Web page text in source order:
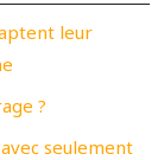
leur
?
seulement